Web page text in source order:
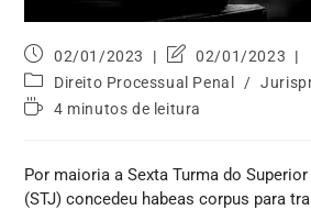
02/01/2023
02/01/2023
Direito Processual Penal
/
4 minutos de leitura
Por maioria a Sexta Turma do
(STJ) concedeu habeas corpus para